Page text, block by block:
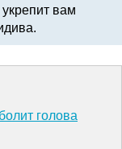
вам
голова